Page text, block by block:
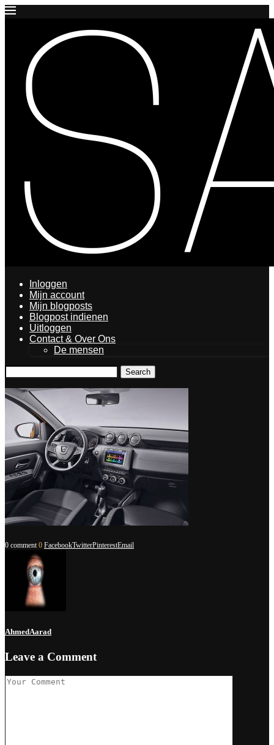
Inloggen
Mijn account
Mijn blogposts
Blogpost indienen
Uitloggen
Contact & Over Ons
De mensen
Search
0 comment 0 FacebookTwitterPinterestEmail
AhmedAarad
Leave a Comment